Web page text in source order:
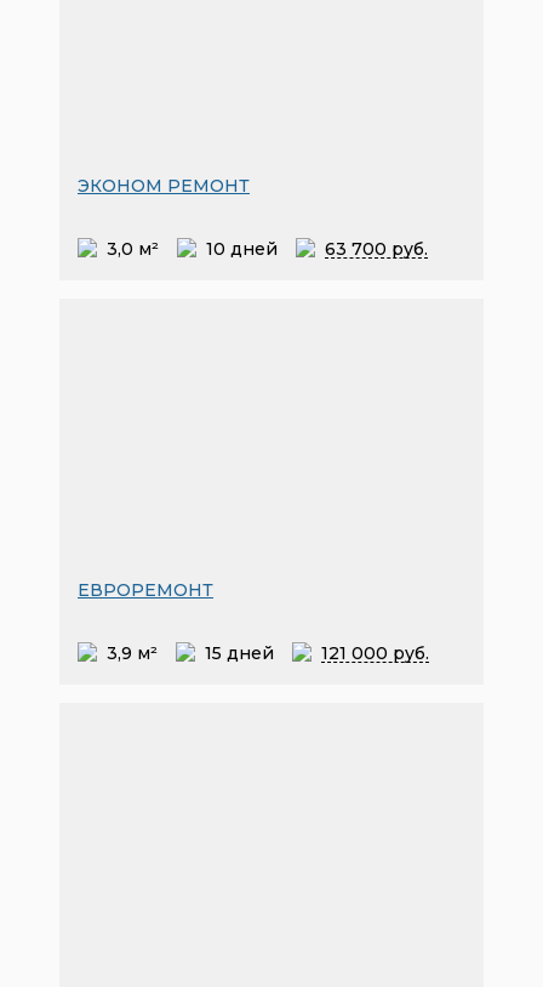
ЭКОНОМ РЕМОНТ
3,0 м² 10 дней 63 700 руб.
ЕВРОРЕМОНТ
3,9 м² 15 дней 121 000 руб.